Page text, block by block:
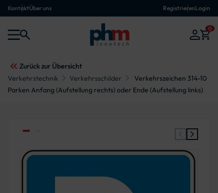
KontaktÜber uns RegistrierenLogin
0
Zurück zur Übersicht
Verkehrstechnik
Verkehrsschilder
Verkehrszeichen 314-10
Parken Anfang (Aufstellung rechts) oder Ende (Aufstellung links)